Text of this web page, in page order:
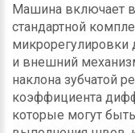
Машина включает
стандартной
и внешний
наклона зубчатой
коэффициента
которые могут